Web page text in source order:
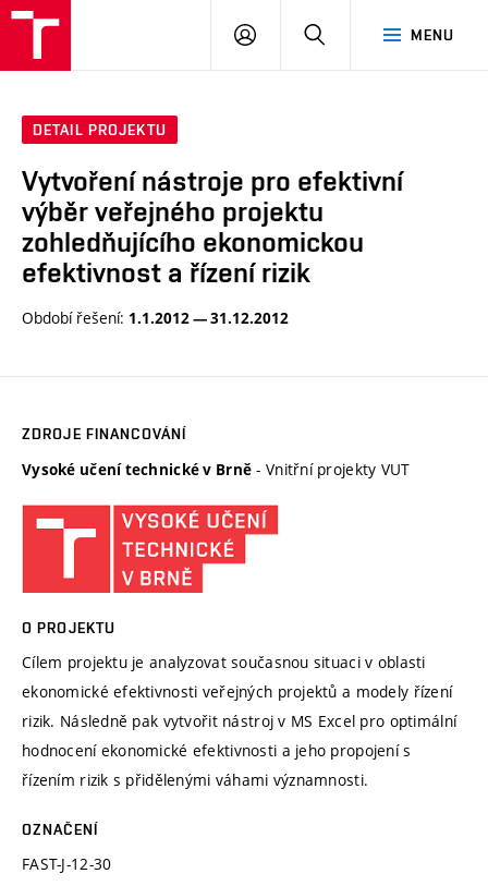
MENU
PŘIHLÁSIT
DETAIL PROJEKTU
Vytvoření nástroje pro efektivní
výběr veřejného projektu
zohledňujícího ekonomickou
efektivnost a řízení rizik
Období řešení: 1.1.2012 — 31.12.2012
ZDROJE FINANCOVÁNÍ
Vysoké učení technické v Brně - Vnitřní projekty VUT
O PROJEKTU
Cílem projektu je analyzovat současnou situaci v oblasti
ekonomické efektivnosti veřejných projektů a modely řízení
rizik. Následně pak vytvořit nástroj v MS Excel pro optimální
hodnocení ekonomické efektivnosti a jeho propojení s
řízením rizik s přidělenými váhami významnosti.
OZNAČENÍ
FAST-J-12-30